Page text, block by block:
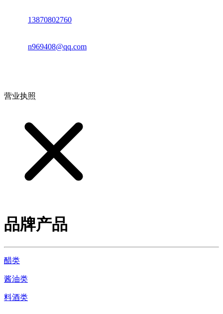
13870802760
n969408@qq.com
营业执照
品牌产品
醋类
酱油类
料酒类